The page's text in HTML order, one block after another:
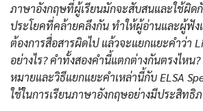
ภาษาอังกฤษที่ผู้เรียนมักจะสับสนและใช้ผิด
ประโยคที่คล้ายคลึงกัน ทำให้ผู้อ่านและผู้ฟัง
ต้องการสื่อสารผิดไป แล้วจะแยกแยะคำว่า
อย่างไร? คำทั้งสองคำนี้แตกต่างกันตรงไห
หมายและวิธีแยกแยะคำเหล่านี้กับ ELSA
ใช้ในการเรียนภาษาอังกฤษอย่างมีประสิทธิ